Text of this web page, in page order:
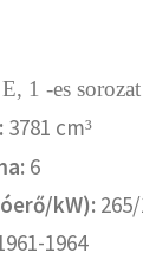
1 -es sorozat
3781 cm³
6
kW):
1964